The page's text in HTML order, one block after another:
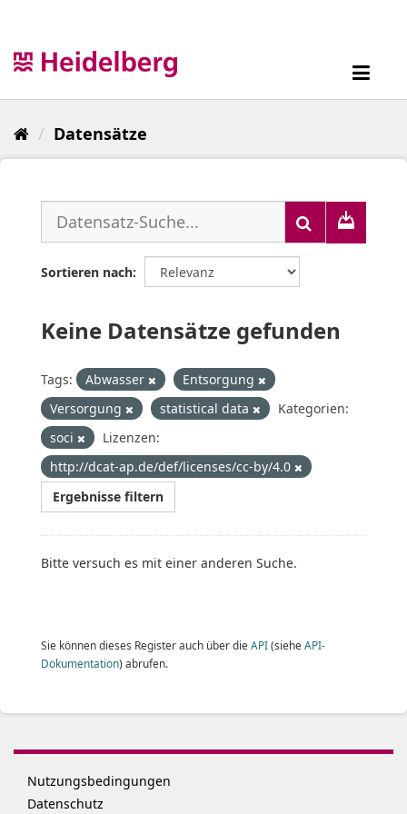
Datensätze
Sortieren nach
Keine Datensätze gefunden
Tags: Abwasser
Entsorgung
Versorgung
statistical data
Kategorien:
soci
Lizenzen:
http://dcat-ap.de/def/licenses/cc-by/4.0
Ergebnisse filtern
Bitte versuch es mit einer anderen Suche.
Sie können dieses Register auch über die API(siehe API-
Dokumentation) abrufen.
Nutzungsbedingungen
Datenschutz